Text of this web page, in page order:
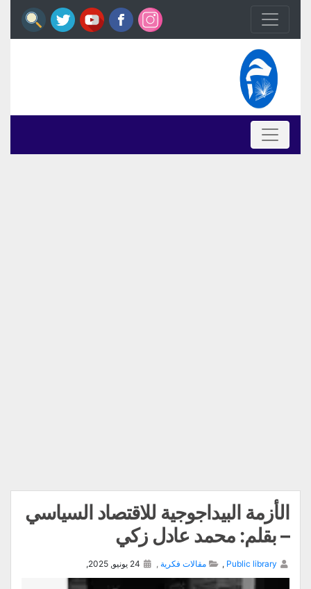
الأزمة البيداجوجية للاقتصاد السياسي
– بقلم: محمد عادل زكي
Public library
, مقالات فكرية ,